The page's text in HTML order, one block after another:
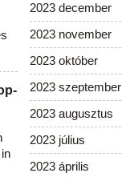
2023 december
2023 november
2023 október
2023 szeptember
2023 augusztus
2023 július
2023 április